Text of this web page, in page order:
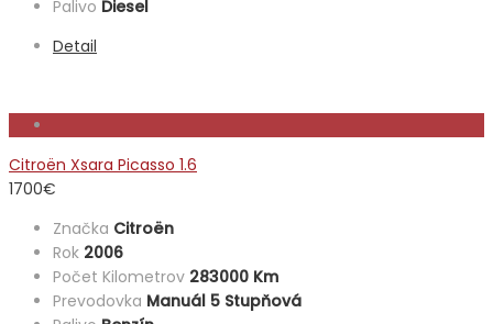
Palivo Diesel
Detail
Citroën Xsara Picasso 1.6
1700€
Značka Citroën
Rok 2006
Počet Kilometrov 283000 Km
Prevodovka Manuál 5 Stupňová